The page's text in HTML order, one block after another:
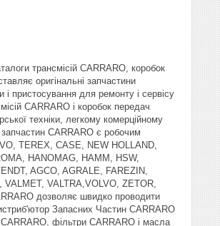
трансмісій CARRARO, коробок
оригінальні запчастини
пристосування для ремонту і сервісу
CARRARO і коробок передач
техніки, легкому комерційному
запчастин CARRARO є робочим
TEREX, CASE, NEW HOLLAND,
HANOMAG, HAMM, HSW,
AGCO, AGRALE, FAREZIN,
VALTRA,VOLVO, ZETOR,
дозволяє швидко проводити
Запасних Частин CARRARO
CARRARO, фільтри CARRARO і масла